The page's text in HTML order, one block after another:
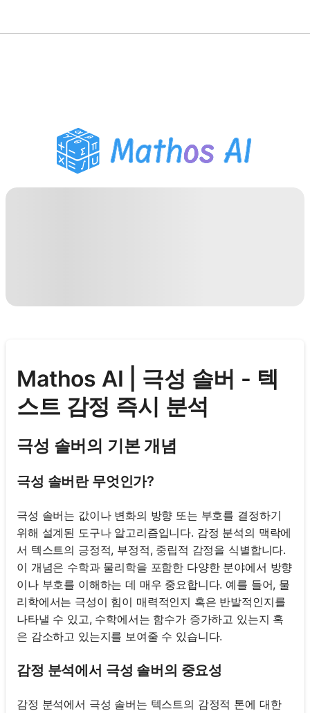
PDF 숙제 도우미
학습 도구
Mathos AI | 극성 솔버 - 텍
스트 감정 즉시 분석
극성 솔버의 기본 개념
극성 솔버란 무엇인가?
극성 솔버는 값이나 변화의 방향 또는 부호를 결정하기
위해 설계된 도구나 알고리즘입니다. 감정 분석의 맥락에
서 텍스트의 긍정적, 부정적, 중립적 감정을 식별합니다.
이 개념은 수학과 물리학을 포함한 다양한 분야에서 방향
이나 부호를 이해하는 데 매우 중요합니다. 예를 들어, 물
리학에서는 극성이 힘이 매력적인지 혹은 반발적인지를
나타낼 수 있고, 수학에서는 함수가 증가하고 있는지 혹
은 감소하고 있는지를 보여줄 수 있습니다.
감정 분석에서 극성 솔버의 중요성
감정 분석에서 극성 솔버는 텍스트의 감정적 톤에 대한